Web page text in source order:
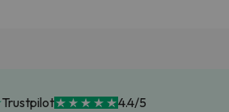
Trustpilot 4.4/5